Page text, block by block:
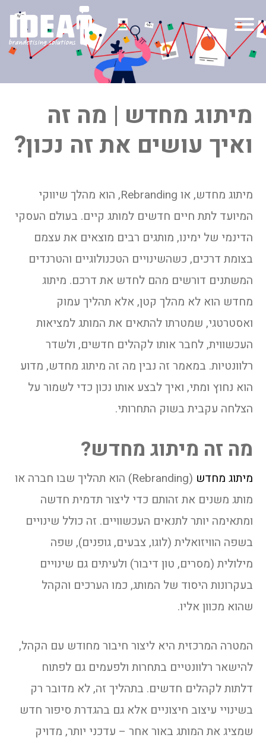
מיתוג מחדש | מה זה
ואיך עושים את זה נכון?
מיתוג מחדש, או Rebranding, הוא מהלך שיווקי
המיועד לתת חיים חדשים למותג קיים. בעולם העסקי
הדינמי של ימינו, מותגים רבים מוצאים את עצמם
בצומת דרכים, כשהשינויים הטכנולוגיים והטרנדים
המשתנים דורשים מהם לחדש את דרכם. מיתוג
מחדש הוא לא מהלך קטן, אלא תהליך עמוק
ואסטרטגי, שמטרתו להתאים את המותג למציאות
העכשווית, לחבר אותו לקהלים חדשים, ולשדר
רלוונטיות. במאמר זה נבין מה זה מיתוג מחדש, מדוע
הוא נחוץ ומתי, ואיך לבצע אותו נכון כדי לשמור על
הצלחה עקבית בשוק התחרותי.
מה זה מיתוג מחדש?
מיתוג מחדש
(Rebranding) הוא תהליך שבו חברה או
מותג משנים את זהותם כדי ליצור תדמית חדשה
ומתאימה יותר לתנאים העכשוויים. זה כולל שינויים
בשפה הוויזואלית (לוגו, צבעים, גופנים), שפה
מילולית (מסרים, טון דיבור) ולעיתים גם שינויים
בעקרונות היסוד של המותג, כמו הערכים והקהל
שהוא מכוון אליו.
המטרה המרכזית היא ליצור חיבור מחודש עם הקהל,
להישאר רלוונטיים בתחרות ולפעמים גם לפתוח
דלתות לקהלים חדשים. בתהליך זה, לא מדובר רק
בשינויי עיצוב חיצוניים אלא גם בהגדרת סיפור חדש
שמציג את המותג באור אחר – עדכני יותר, מדויק